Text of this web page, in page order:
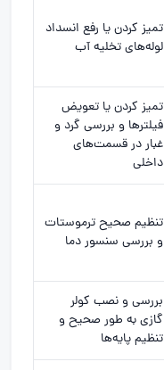
تمیز کردن یا رفع انسداد
لوله‌های تخلیه آب
تمیز کردن یا تعویض
فیلترها و بررسی گرد و
غبار در قسمت‌های
داخلی
تنظیم صحیح ترموستات
و بررسی سنسور دما
بررسی و نصب کولر
گازیبه طور صحیح و
تنظیم پایه‌ها